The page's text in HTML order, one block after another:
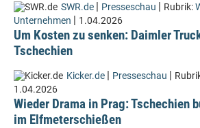
SWR.de | Presseschau | Rubrik:
Unternehmen | 1.04.2026
Um Kosten zu senken: Daimler
Tschechien
Kicker.de | Presseschau |
1.04.2026
Wieder Drama in Prag: Tschechien
im Elfmeterschießen